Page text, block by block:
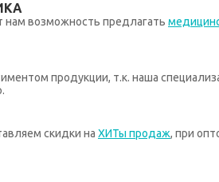
возможность предлагать
продукции, т.к. наша
скидки на ХИТы продаж, при